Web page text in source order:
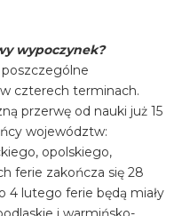
wypoczynek?
czterech terminach.
przerwę od nauki już 15
województw:
opolskiego,
ferie zakończa się 28
4 lutego ferie będą miały